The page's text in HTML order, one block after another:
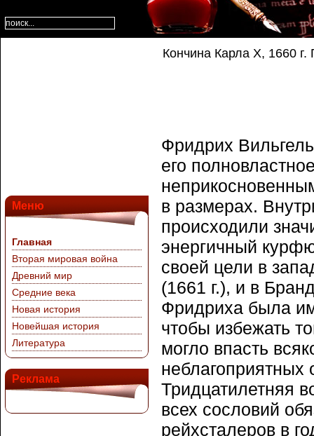
Меню
Главная
Вторая мировая война
Древний мир
Средние века
Новая история
Новейшая история
Литература
Реклама
Кончина Карла X, 1660
Фридрих
его
в размерах.
происходили
энергичный
своей цели в
(1661 г.), и в
Фридриха была
чтобы избежать
могло впасть
неблагоприятных
Тридцатилетняя
всех сословий
рейхсталеров в